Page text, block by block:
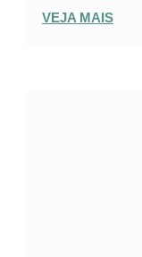
VEJA MAIS